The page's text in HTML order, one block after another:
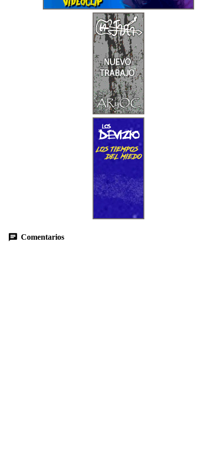
Comentarios